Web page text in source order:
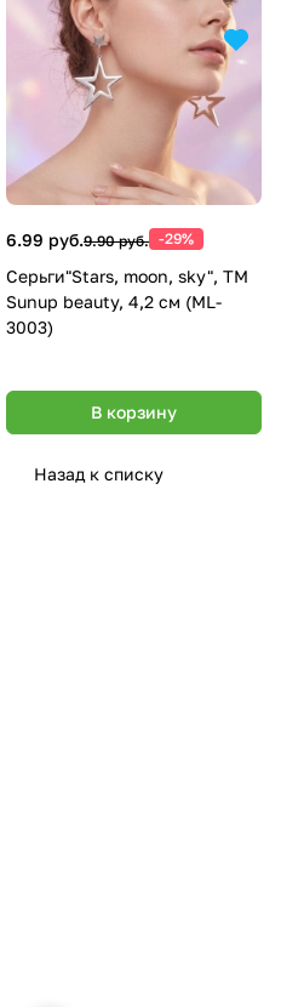
6.99 руб.9.90 руб. -29%
Серьги"Stars, moon, sky", ТМ
Sunup beauty, 4,2 см (ML-
3003)
В корзину
Назад к списку